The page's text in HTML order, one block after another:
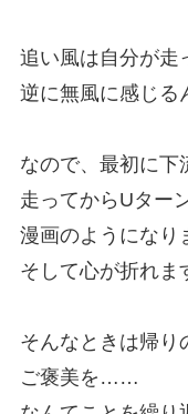
追い風は自分が走
逆に無風に感じる
なので、最初に下
走ってからUター
漫画のようになり
そして心が折れま
そんなときは帰り
ご褒美を……